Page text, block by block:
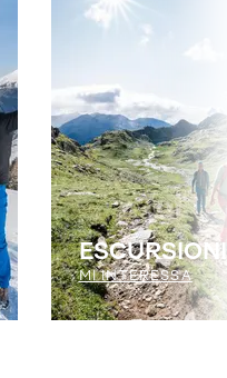
ESCURSIONI
MI INTERESSA